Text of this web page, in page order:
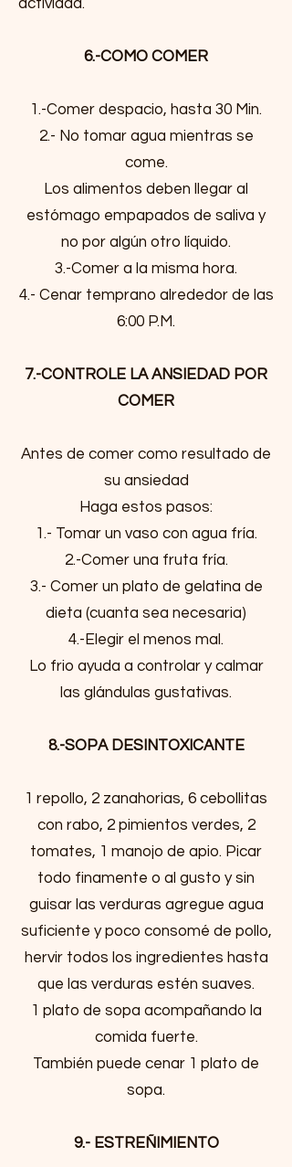
actividad.
6.-COMO COMER
1.-Comer despacio, hasta 30 Min.
2.- No tomar agua mientras se
come.
Los alimentos deben llegar al
estómago empapados de saliva y
no por algún otro líquido.
3.-Comer a la misma hora.
4.- Cenar temprano alrededor de las
6:00 P.M.
7.-CONTROLE LA ANSIEDAD POR
COMER
Antes de comer como resultado de
su ansiedad
Haga estos pasos:
1.- Tomar un vaso con agua fría.
2.-Comer una fruta fría.
3.- Comer un plato de gelatina de
dieta (cuanta sea necesaria)
4.-Elegir el menos mal.
Lo frio ayuda a controlar y calmar
las glándulas gustativas.
8.-SOPA DESINTOXICANTE
1 repollo, 2 zanahorias, 6 cebollitas
con rabo, 2 pimientos verdes, 2
tomates, 1 manojo de apio. Picar
todo finamente o al gusto y sin
guisar las verduras agregue agua
suficiente y poco consomé de pollo,
hervir todos los ingredientes hasta
que las verduras estén suaves.
1 plato de sopa acompañando la
comida fuerte.
También puede cenar 1 plato de
sopa.
9.- ESTREÑIMIENTO